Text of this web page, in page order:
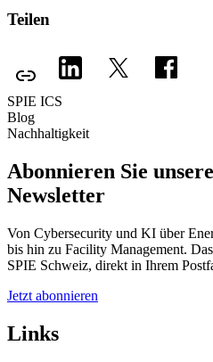
Teilen
SPIE ICS
Blog
Nachhaltigkeit
Abonnieren Sie
Newsletter
Von Cybersecurity und KI über
bis hin zu Facility Management.
SPIE Schweiz, direkt in Ihrem
Jetzt abonnieren
Links